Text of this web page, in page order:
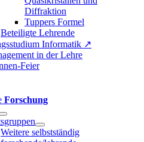
Diffraktion
Tuppers Formel
Beteiligte Lehrende
Informatik ↗
in der Lehre
Feier
Forschung
Weitere selbstständig